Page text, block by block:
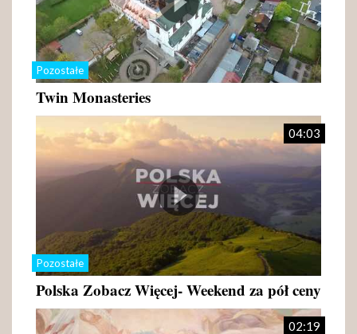
Pozostałe
Twin Monasteries
Pozostałe
04:03
Polska Zobacz Więcej- Weekend za pół ceny
02:19